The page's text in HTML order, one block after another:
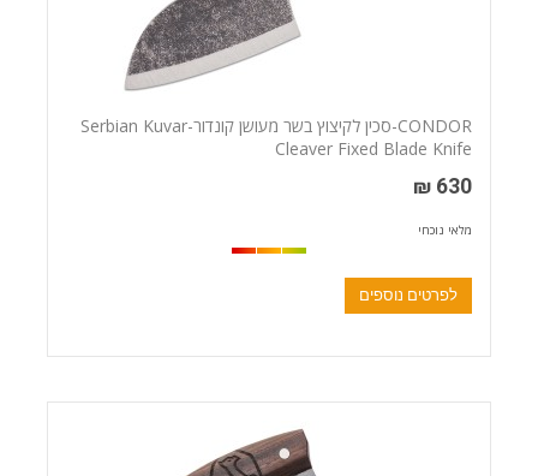
CONDOR-סכין לקיצוץ בשר מעושן קונדור-Serbian Kuvar
Cleaver Fixed Blade Knife
630 ₪
מלאי נוכחי
לפרטים נוספים